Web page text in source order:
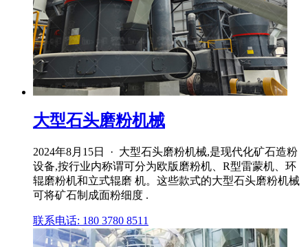
大型石头磨粉机械
2024年8月15日 · 大型石头磨粉机械,是现代化矿石造粉
设备,按行业内称谓可分为欧版磨粉机、R型雷蒙机、环
辊磨粉机和立式辊磨 机。这些款式的大型石头磨粉机械
可将矿石制成面粉细度 .
联系电话: 180 3780 8511